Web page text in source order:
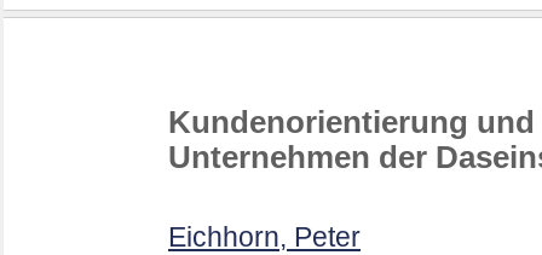
Kundenorientierung
Unternehmen der
Eichhorn, Peter